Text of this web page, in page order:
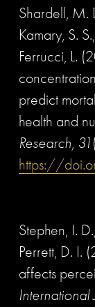
Shardell, M.
Kamary, S.
Ferrucci, L.
predict
health and
Research, 31
https://
Stephen, I.
Perrett, D. I.